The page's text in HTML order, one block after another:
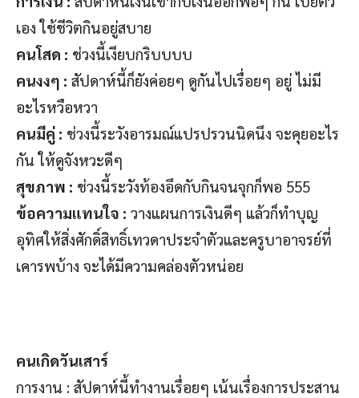
เอง ใช้ชีวิตกินอยู่สบาย
คนโสด : ช่วงนี้เงียบกริบบบบ
คนงงๆ : สัปดาห์นี้ก็ยังค่อยๆ ดูกันไปเรื่อยๆ อยู่ ไม่มี
อะไรหวือหวา
คนมีคู่ : ช่วงนี้ระวังอารมณ์แปรปรวนนิดนึง จะคุยอะไร
กัน ให้ดูจังหวะดีๆ
สุขภาพ : ช่วงนี้ระวังท้องอึดกับกินจนจุกก็พอ 555
ข้อความแทนใจ : วางแผนการเงินดีๆ แล้วก็ทำบุญ
อุทิศให้สิ่งศักดิ์สิทธิ์เทวดาประจำตัวและครูบาอาจรย์ที่
เคารพบ้าง จะได้มีความคล่องตัวหน่อย
คนเกิดวันเสาร์
การงาน : สัปดาห์นี้ทำงานเรื่อยๆ เน้นเรื่องการประสาน